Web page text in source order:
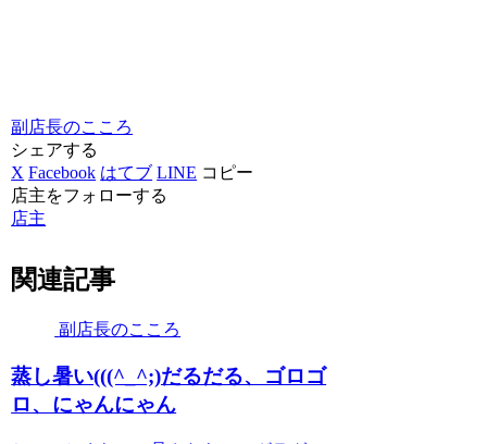
副店長のこころ
シェアする
X Facebook はてブ LINE コピー
店主をフォローする
店主
関連記事
副店長のこころ
蒸し暑い(((^_^;)だるだる、ゴロゴ
ロ、にゃんにゃん